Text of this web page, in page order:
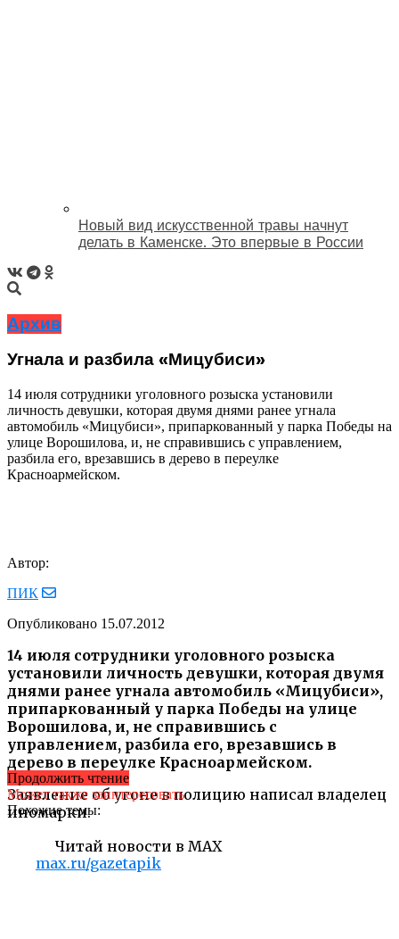
Новый вид искусственной травы начнут
делать в Каменске. Это впервые в России
Архив
Угнала и разбила «Мицубиси»
14 июля сотрудники уголовного розыска установили
личность девушки, которая двумя днями ранее угнала
автомобиль «Мицубиси», припаркованный у парка Победы на
улице Ворошилова, и, не справившись с управлением,
разбила его, врезавшись в дерево в переулке
Красноармейском.
Автор:
ПИК
Опубликовано 15.07.2012
14 июля сотрудники уголовного розыска
установили личность девушки, которая двумя
днями ранее угнала автомобиль «Мицубиси»,
припаркованный у парка Победы на улице
Ворошилова, и, не справившись с
управлением, разбила его, врезавшись в
дерево в переулке Красноармейском.
Заявление об угоне в полицию написал владелец
иномарки.
Читай новости в MAX
max.ru/gazetapik
Продолжить чтение
Может также заинтересовать
Похожие темы: